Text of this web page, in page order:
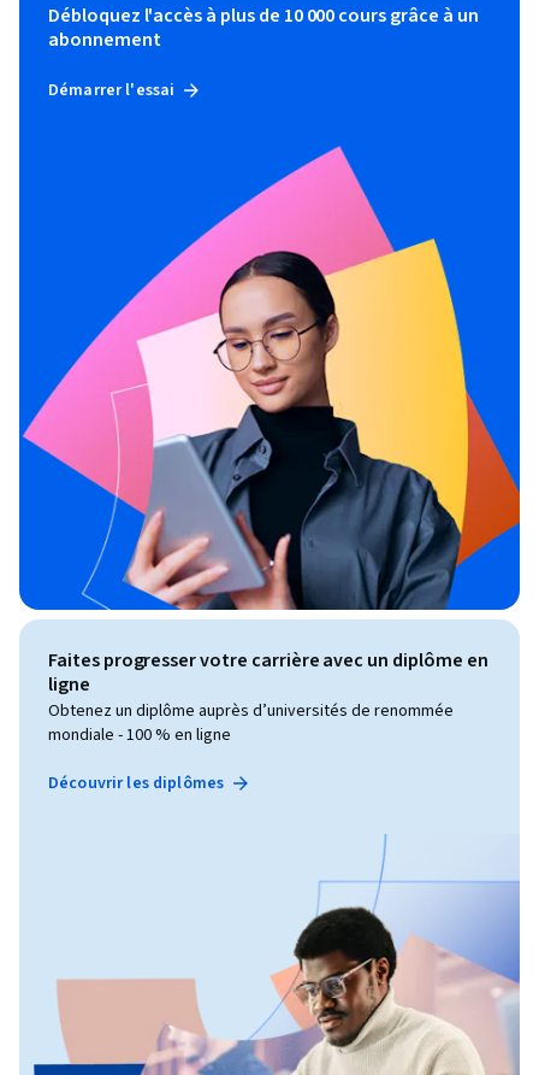
Débloquez l'accès à plus de 10 000 cours grâce à un
abonnement
Démarrer l'essai
Faites progresser votre carrière avec un diplôme en
ligne
Obtenez un diplôme auprès d’universités de renommée
mondiale - 100 % en ligne
Découvrir les diplômes